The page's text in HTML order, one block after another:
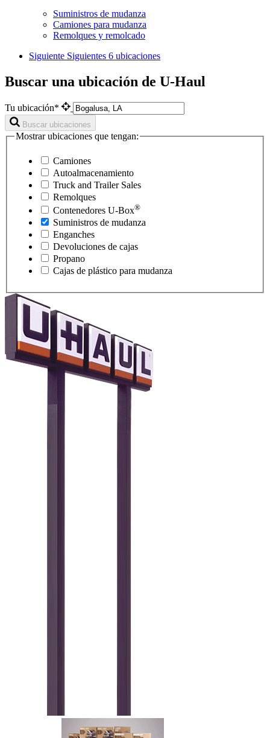
Suministros de mudanza
Camiones para mudanza
Remolques y remolcado
Siguiente Siguientes 6 ubicaciones
Buscar una ubicación de U-Haul
Tu ubicación*
Buscar ubicaciones
Mostrar ubicaciones que tengan:
Camiones
Autoalmacenamiento
Truck and Trailer Sales
Remolques
Contenedores U-Box®
Suministros de mudanza
Enganches
Devoluciones de cajas
Propano
Cajas de plástico para mudanza